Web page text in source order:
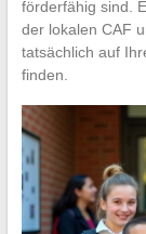
förderfähig sind.
der lokalen CAF
tatsächlich auf
finden.